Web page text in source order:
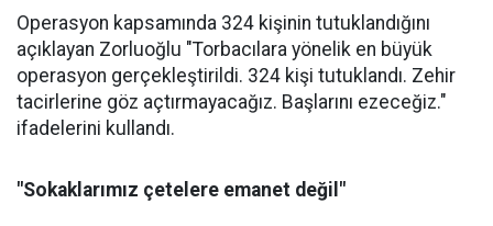
Operasyon kapsamında 324 kişinin tutuklandığını
açıklayan Zorluoğlu "Torbacılara yönelik en büyük
operasyon gerçekleştirildi. 324 kişi tutuklandı. Zehir
tacirlerine göz açtırmayacağız. Başlarını ezeceğiz."
ifadelerini kullandı.
"Sokaklarımız çetelere emanet değil"